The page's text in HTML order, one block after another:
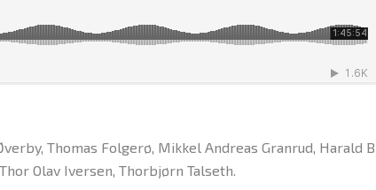
Thomas Folgerø, Mikkel Andreas Granrud, Harald B
Olav Iversen, Thorbjørn Talseth.